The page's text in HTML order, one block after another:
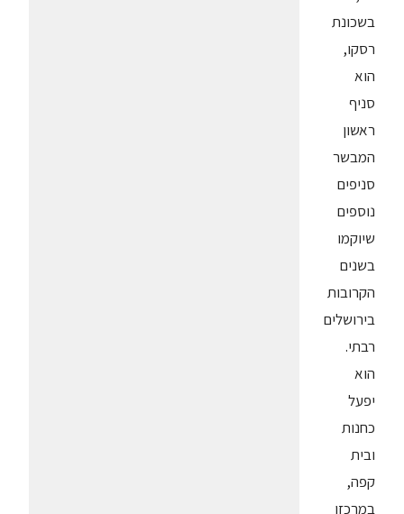
בשכונת
רסקו,
הוא
סניף
ראשון
המבשר
סניפים
נוספים
שיוקמו
בשנים
הקרובות
בירושלים
רבתי.
הוא
יפעל
כחנות
ובית
קפה,
במרכזו